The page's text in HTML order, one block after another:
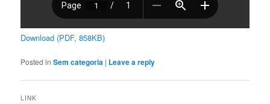
Download (PDF, 858KB)
Posted in Sem categoria | Leave a reply
LINK